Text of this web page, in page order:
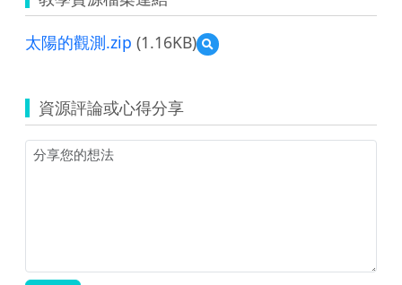
太陽的觀測.zip (1.16KB)
預
覽
觀
測.zip
資源評論或心得分享